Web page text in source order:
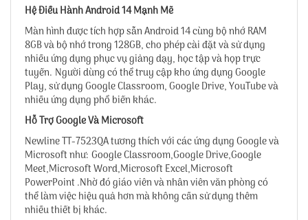
Hệ Điều Hành Android 14 Mạnh Mẽ
Màn hình được tích hợp sẵn Android 14 cùng bộ nhớ RAM
8GB và bộ nhớ trong 128GB, cho phép cài đặt và sử dụng
nhiều ứng dụng phục vụ giảng dạy, học tập và họp trực
tuyến. Người dùng có thể truy cập kho ứng dụng Google
Play, sử dụng Google Classroom, Google Drive, YouTube và
nhiều ứng dụng phổ biến khác.
Hỗ Trợ Google Và Microsoft
Newline TT-7523QA tương thích với các ứng dụng Google và
Microsoft như: Google Classroom,Google Drive,Google
Meet,Microsoft Word,Microsoft Excel,Microsoft
PowerPoint .Nhờ đó giáo viên và nhân viên văn phòng có
thể làm việc hiệu quả hơn mà không cần sử dụng thêm
nhiều thiết bị khác.